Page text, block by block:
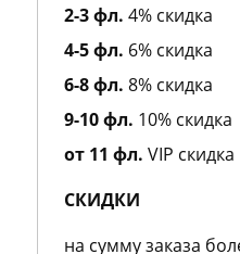
Alessandro Dell Acqua
Alexa Lixfeld
Alexander McQueen
Alexandre J
Alfred Dunhill
Alfred Sung
Alviero Martini
Alyson Oldoini
Amouage
2-3 фл. 4% скидка
4-5 фл. 6% скидка
6-8 фл. 8% скидка
9-10 фл. 10% скидка
от 11 фл. VIP скидка
СКИДКИ
на сумму заказа